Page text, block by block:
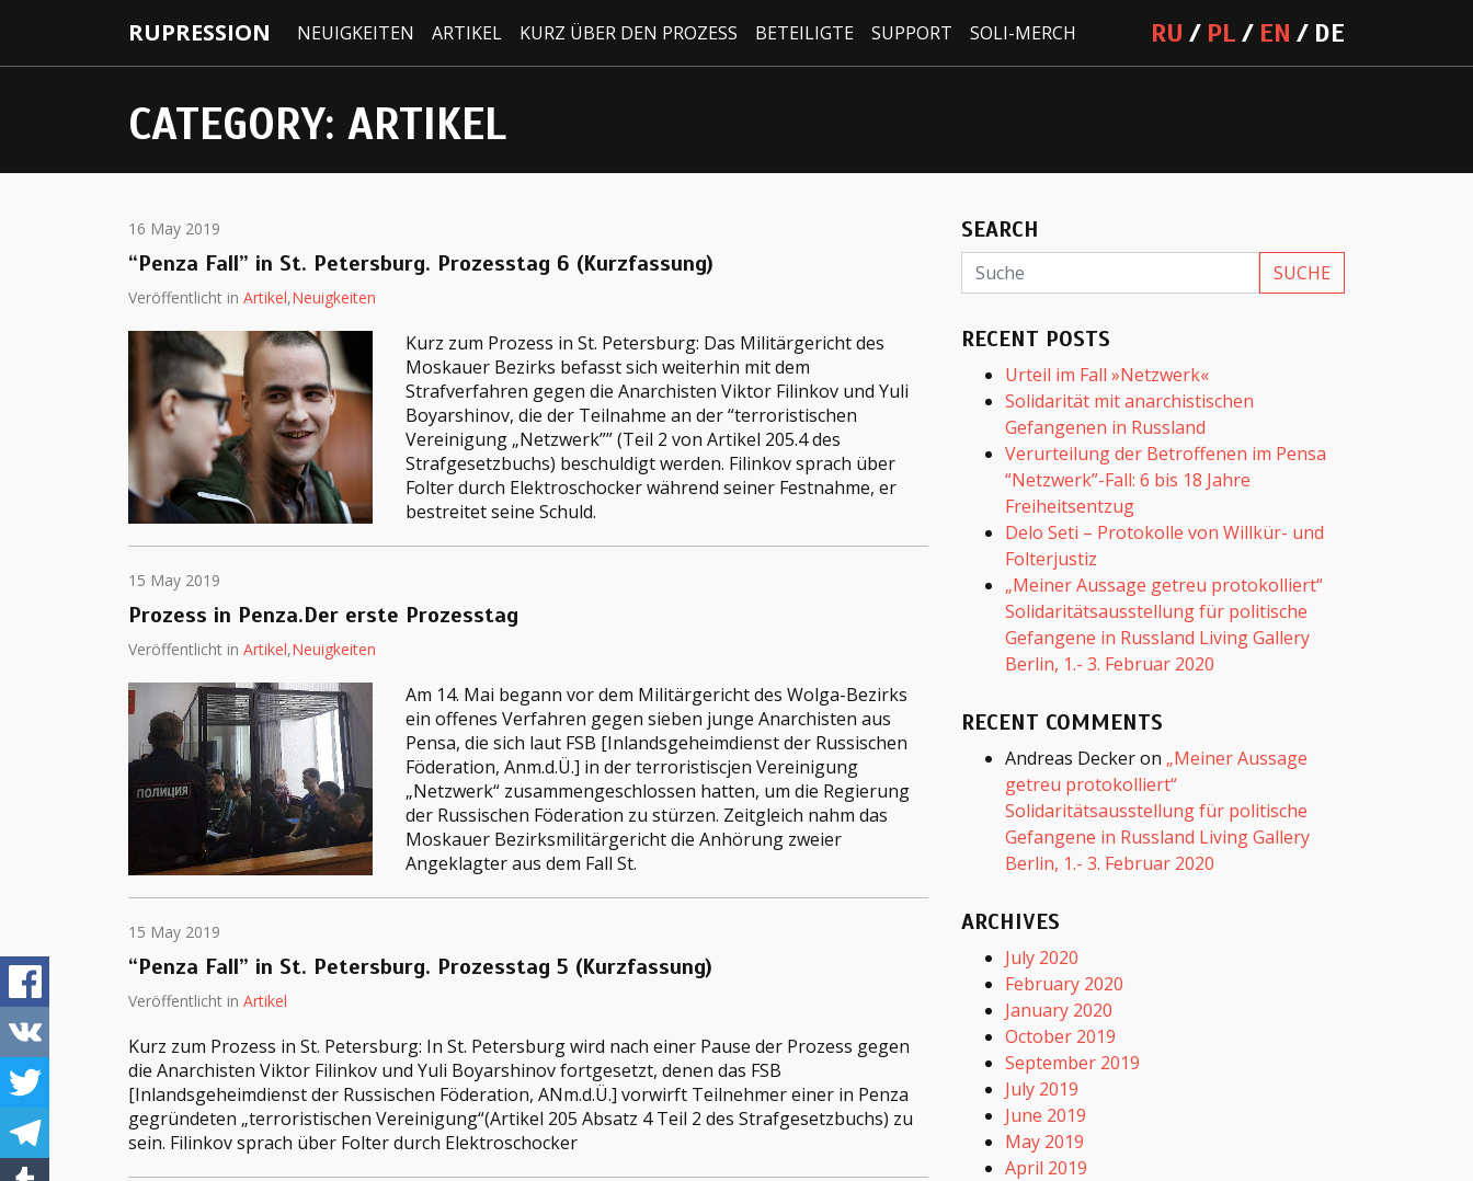
RUPRESSION NEUIGKEITEN ARTIKEL KURZ ÜBER DEN PROZESS BETEILIGTE SUPPORT SOLI-MERCH RU PL EN DE
CATEGORY: ARTIKEL
16 May 2019
“Penza Fall” in St. Petersburg. Prozesstag 6 (Kurzfassung)
Veröffentlicht in Artikel,Neuigkeiten
Kurz zum Prozess in St. Petersburg: Das Militärgericht des
Moskauer Bezirks befasst sich weiterhin mit dem
Strafverfahren gegen die Anarchisten Viktor Filinkov und Yuli
Boyarshinov, die der Teilnahme an der “terroristischen
Vereinigung „Netzwerk”” (Teil 2 von Artikel 205.4 des
Strafgesetzbuchs) beschuldigt werden. Filinkov sprach über
Folter durch Elektroschocker während seiner Festnahme, er
bestreitet seine Schuld.
15 May 2019
Prozess in Penza.Der erste Prozesstag
Veröffentlicht in Artikel,Neuigkeiten
Am 14. Mai begann vor dem Militärgericht des Wolga-Bezirks
ein offenes Verfahren gegen sieben junge Anarchisten aus
Pensa, die sich laut FSB [Inlandsgeheimdienst der Russischen
Föderation, Anm.d.Ü.] in der terroristiscjen Vereinigung
„Netzwerk“ zusammengeschlossen hatten, um die Regierung
der Russischen Föderation zu stürzen. Zeitgleich nahm das
Moskauer Bezirksmilitärgericht die Anhörung zweier
Angeklagter aus dem Fall St.
15 May 2019
“Penza Fall” in St. Petersburg. Prozesstag 5 (Kurzfassung)
Veröffentlicht in Artikel
Kurz zum Prozess in St. Petersburg: In St. Petersburg wird nach einer Pause der Prozess gegen
die Anarchisten Viktor Filinkov und Yuli Boyarshinov fortgesetzt, denen das FSB
[Inlandsgeheimdienst der Russischen Föderation, ANm.d.Ü.] vorwirft Teilnehmer einer in Penza
gegründeten „terroristischen Vereinigung“(Artikel 205 Absatz 4 Teil 2 des Strafgesetzbuchs) zu
sein. Filinkov sprach über Folter durch Elektroschocker
SEARCH
RECENT POSTS
Urteil im Fall »Netzwerk«
Solidarität mit anarchistischen
Gefangenen in Russland
Verurteilung der Betroffenen im Pensa
“Netzwerk”-Fall: 6 bis 18 Jahre
Freiheitsentzug
Delo Seti – Protokolle von Willkür- und
Folterjustiz
„Meiner Aussage getreu protokolliert“
Solidaritätsausstellung für politische
Gefangene in Russland Living Gallery
Berlin, 1.- 3. Februar 2020
RECENT COMMENTS
Andreas Deckeron „Meiner Aussage
getreu protokolliert“
Solidaritätsausstellung für politische
Gefangene in Russland Living Gallery
Berlin, 1.- 3. Februar 2020
ARCHIVES
July 2020
February 2020
January 2020
October 2019
September 2019
July 2019
June 2019
May 2019
April 2019